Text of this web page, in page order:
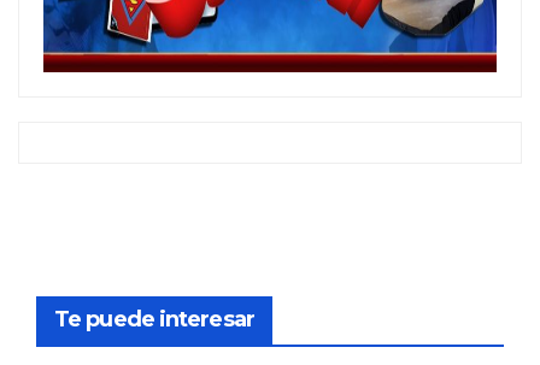
Te puede interesar